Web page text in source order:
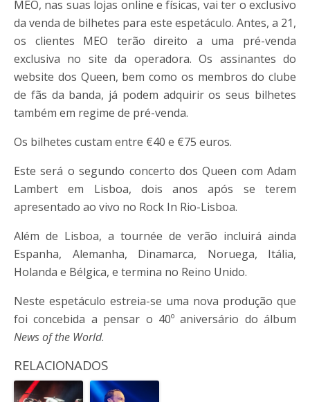
MEO, nas suas lojas online e físicas, vai ter o exclusivo
da venda de bilhetes para este espetáculo. Antes, a 21,
os clientes MEO terão direito a uma pré-venda
exclusiva no site da operadora. Os assinantes do
website dos Queen, bem como os membros do clube
de fãs da banda, já podem adquirir os seus bilhetes
também em regime de pré-venda.
Os bilhetes custam entre €40 e €75 euros.
Este será o segundo concerto dos Queen com Adam
Lambert em Lisboa, dois anos após se terem
apresentado ao vivo no Rock In Rio-Lisboa.
Além de Lisboa, a tournée de verão incluirá ainda
Espanha, Alemanha, Dinamarca, Noruega, Itália,
Holanda e Bélgica, e termina no Reino Unido.
Neste espetáculo estreia-se uma nova produção que
foi concebida a pensar o 40º aniversário do álbum
News of the World.
RELACIONADOS